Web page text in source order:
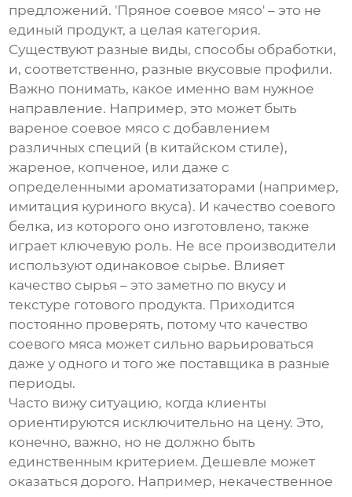
предложений. 'Пряное соевое мясо' – это не
единый продукт, а целая категория.
Существуют разные виды, способы обработки,
и, соответственно, разные вкусовые профили.
Важно понимать, какое именно вам нужное
направление. Например, это может быть
вареное соевое мясо с добавлением
различных специй (в китайском стиле),
жареное, копченое, или даже с
определенными ароматизаторами (например,
имитация куриного вкуса). И качество соевого
белка, из которого оно изготовлено, также
играет ключевую роль. Не все производители
используют одинаковое сырье. Влияет
качество сырья – это заметно по вкусу и
текстуре готового продукта. Приходится
постоянно проверять, потому что качество
соевого мяса может сильно варьироваться
даже у одного и того же поставщика в разные
периоды.
Часто вижу ситуацию, когда клиенты
ориентируются исключительно на цену. Это,
конечно, важно, но не должно быть
единственным критерием. Дешевле может
оказаться дорого. Например, некачественное